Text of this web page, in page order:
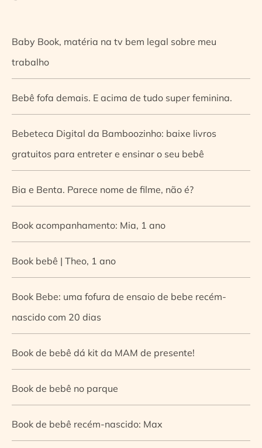
Baby Book, matéria na tv bem legal sobre meu
trabalho
Bebê fofa demais. E acima de tudo super feminina.
Bebeteca Digital da Bamboozinho: baixe livros
gratuitos para entreter e ensinar o seu bebê
Bia e Benta. Parece nome de filme, não é?
Book acompanhamento: Mia, 1 ano
Book bebê | Theo, 1 ano
Book Bebe: uma fofura de ensaio de bebe recém-
nascido com 20 dias
Book de bebê dá kit da MAM de presente!
Book de bebê no parque
Book de bebê recém-nascido: Max